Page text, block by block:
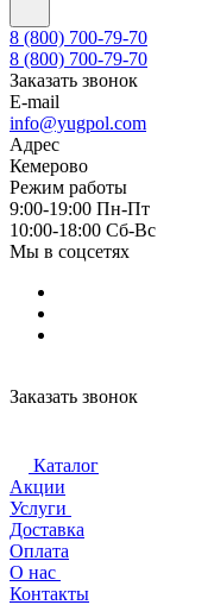
8 (800) 700-79-70
8 (800) 700-79-70
Заказать звонок
E-mail
info@yugpol.com
Адрес
Кемерово
Режим работы
9:00-19:00 Пн-Пт
10:00-18:00 Cб-Вс
Мы в соцсетях
Заказать звонок
Каталог
Акции
Услуги
Доставка
Оплата
О нас
Контакты